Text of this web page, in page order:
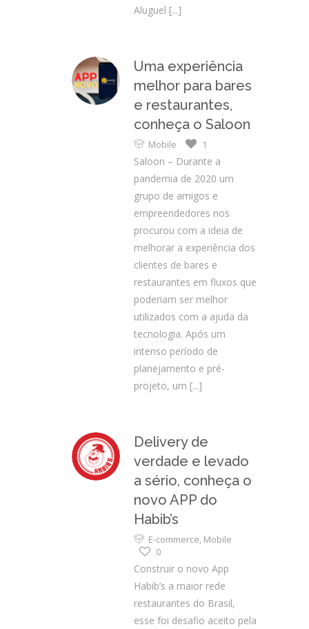
Aluguel [...]
Uma experiência
melhor para bares
e restaurantes,
conheça o Saloon
Mobile 1
Saloon – Durante a
pandemia de 2020 um
grupo de amigos e
empreendedores nos
procurou com a ideia de
melhorar a experiência dos
clientes de bares e
restaurantes em fluxos que
poderiam ser melhor
utilizados com a ajuda da
tecnologia. Após um
intenso período de
planejamento e pré-
projeto, um [...]
Delivery de
verdade e levado
a sério, conheça o
novo APP do
Habib’s
E-commerce, Mobile
0
Construir o novo App
Habib’s a maior rede
restaurantes do Brasil,
esse foi desafio aceito pela